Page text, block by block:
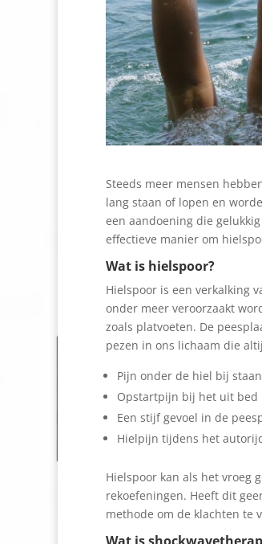
Steeds meer mensen
lang staan of lopen en
een aandoening die
effectieve manier om
Wat is hielspoor?
Hielspoor is een verkalking
onder meer veroorzaakt
zoals platvoeten. De
pezen in ons lichaam die
Pijn onder de hiel bij
Opstartpijn bij het uit bed
Een stijf gevoel in de
Hielpijn tijdens het
Hielspoor kan als het vroeg
rekoefeningen. Heeft dit
methode om de klachten te